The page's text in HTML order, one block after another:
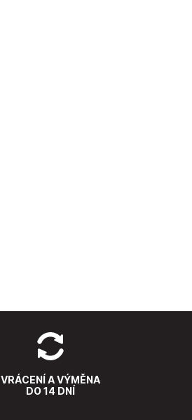
VRÁCENÍ A VÝMĚNA
DO 14 DNÍ